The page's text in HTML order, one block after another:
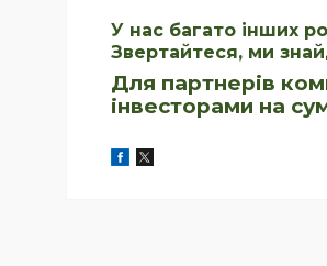
У нас багато інших
Звертайтеся, ми
Для партнерів
інвесторами на